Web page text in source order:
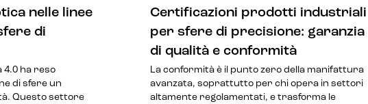
nelle linee
di
4.0 ha reso
di sfere un
Questo settore
Certificazioni prodotti industriali
per sfere di precisione: garanzia
di qualità e conformità
La conformità è il punto zero della manifattura
avanzata, soprattutto per chi opera in settori
altamente regolamentati, e trasforma le